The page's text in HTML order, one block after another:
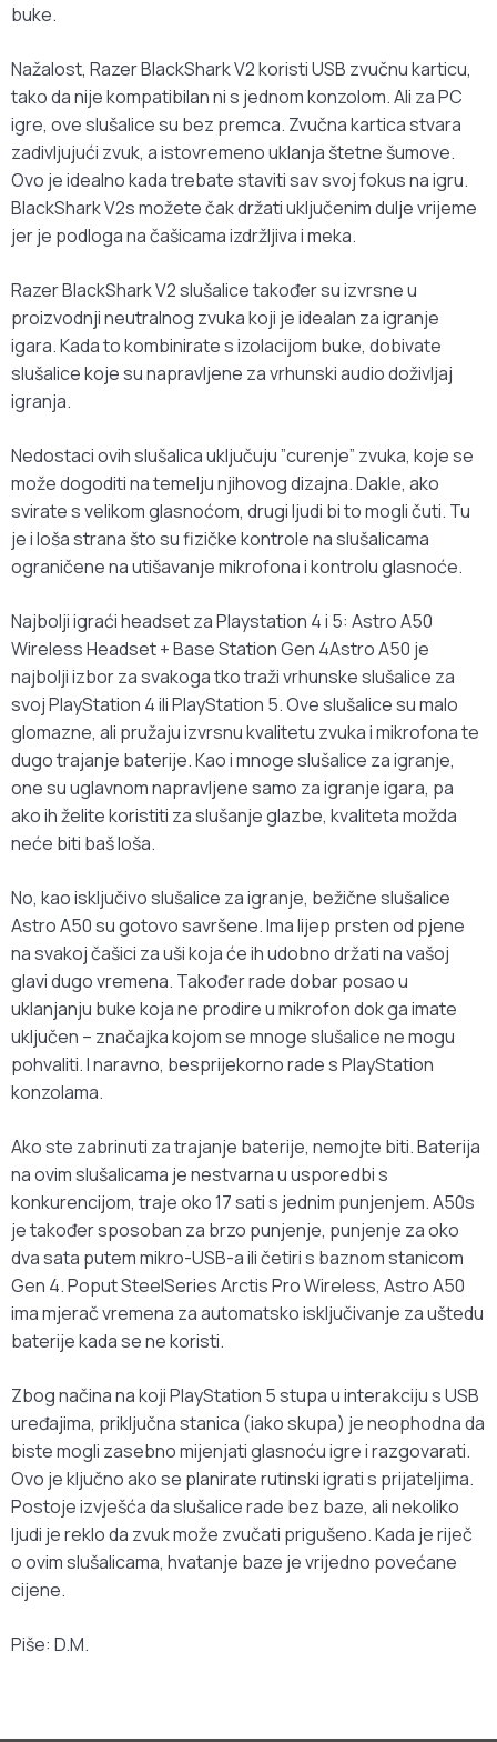
buke.
Nažalost, Razer BlackShark V2 koristi USB zvučnu karticu,
tako da nije kompatibilan ni s jednom konzolom. Ali za PC
igre, ove slušalice su bez premca. Zvučna kartica stvara
zadivljujući zvuk, a istovremeno uklanja štetne šumove.
Ovo je idealno kada trebate staviti sav svoj fokus na igru.
BlackShark V2s možete čak držati uključenim dulje vrijeme
jer je podloga na čašicama izdržljiva i meka.
Razer BlackShark V2 slušalice također su izvrsne u
proizvodnji neutralnog zvuka koji je idealan za igranje
igara. Kada to kombinirate s izolacijom buke, dobivate
slušalice koje su napravljene za vrhunski audio doživljaj
igranja.
Nedostaci ovih slušalica uključuju ”curenje” zvuka, koje se
može dogoditi na temelju njihovog dizajna. Dakle, ako
svirate s velikom glasnoćom, drugi ljudi bi to mogli čuti. Tu
je i loša strana što su fizičke kontrole na slušalicama
ograničene na utišavanje mikrofona i kontrolu glasnoće.
Najbolji igraći headset za Playstation 4 i 5: Astro A50
Wireless Headset + Base Station Gen 4Astro A50 je
najbolji izbor za svakoga tko traži vrhunske slušalice za
svoj PlayStation 4 ili PlayStation 5. Ove slušalice su malo
glomazne, ali pružaju izvrsnu kvalitetu zvuka i mikrofona te
dugo trajanje baterije. Kao i mnoge slušalice za igranje,
one su uglavnom napravljene samo za igranje igara, pa
ako ih želite koristiti za slušanje glazbe, kvaliteta možda
neće biti baš loša.
No, kao isključivo slušalice za igranje, bežične slušalice
Astro A50 su gotovo savršene. Ima lijep prsten od pjene
na svakoj čašici za uši koja će ih udobno držati na vašoj
glavi dugo vremena. Također rade dobar posao u
uklanjanju buke koja ne prodire u mikrofon dok ga imate
uključen – značajka kojom se mnoge slušalice ne mogu
pohvaliti. I naravno, besprijekorno rade s PlayStation
konzolama.
Ako ste zabrinuti za trajanje baterije, nemojte biti. Baterija
na ovim slušalicama je nestvarna u usporedbi s
konkurencijom, traje oko 17 sati s jednim punjenjem. A50s
je također sposoban za brzo punjenje, punjenje za oko
dva sata putem mikro-USB-a ili četiri s baznom stanicom
Gen 4. Poput SteelSeries Arctis Pro Wireless, Astro A50
ima mjerač vremena za automatsko isključivanje za uštedu
baterije kada se ne koristi.
Zbog načina na koji PlayStation 5 stupa u interakciju s USB
uređajima, priključna stanica (iako skupa) je neophodna da
biste mogli zasebno mijenjati glasnoću igre i razgovarati.
Ovo je ključno ako se planirate rutinski igrati s prijateljima.
Postoje izvješća da slušalice rade bez baze, ali nekoliko
ljudi je reklo da zvuk može zvučati prigušeno. Kada je riječ
o ovim slušalicama, hvatanje baze je vrijedno povećane
cijene.
Piše: D.M.